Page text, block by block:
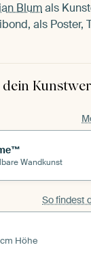
Blumals
als Poster,
Wandkunst
So findest
Höhe